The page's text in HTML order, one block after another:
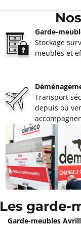
Garde
4,8
Fermé
27, rue Gougeard
Un
Garde-
Stockage
meubles et
Transport
depuis ou
Les garde-
Garde-meubles